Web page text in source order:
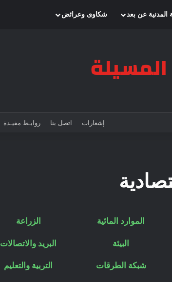
المدنية عن بعد شكاوى وعرائض
إشعارات اتصل بنا روابـط مفيـدة
الموارد المائية الزراعة
البيئة البريد والاتصالات
شبكة الطرقات التربية والتعليم